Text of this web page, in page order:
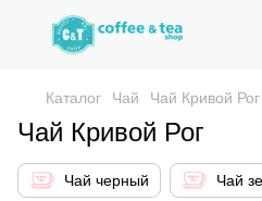
Каталог Чай Чай Кривой Рог
Чай Кривой Рог
Чай черный Чай